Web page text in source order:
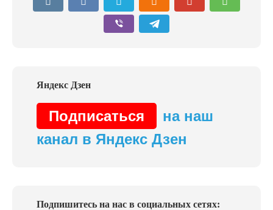
Подписаться
на наш
канал в Яндекс Дзен
Подпишитесь на нас в социальных сетях: